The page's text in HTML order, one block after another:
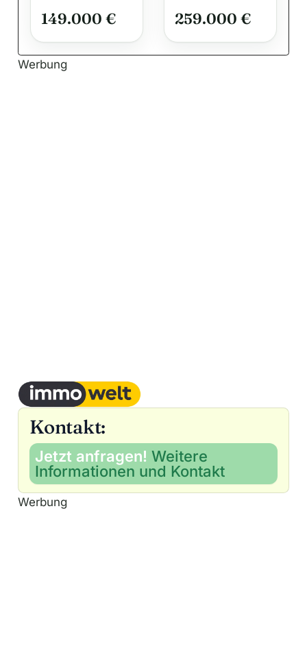
us mit
Nebengebäud
e und
traumhaftem
149.000 €
Selbstversorg
ung!
259.000 €
Werbung
Kontakt:
Jetzt anfragen! Weitere
Informationen und Kontakt
Werbung